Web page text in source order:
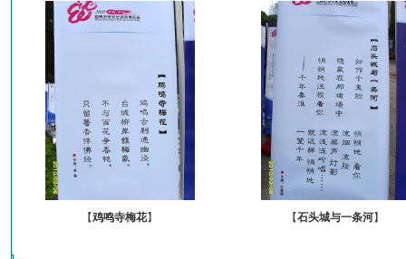
【鸡鸣寺梅花】 【石头城与一条河】